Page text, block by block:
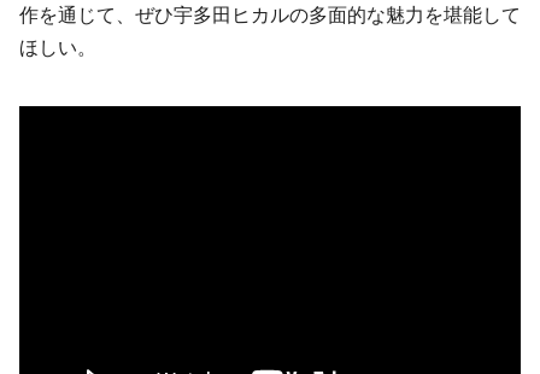
作を通じて、ぜひ宇多田ヒカルの多面的な魅力を堪能して
ほしい。